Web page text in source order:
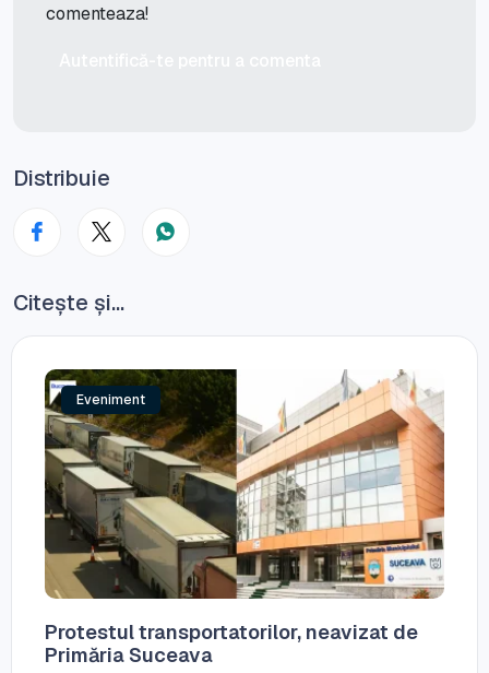
comenteaza!
Distribuie
Citește și...
Eveniment
Protestul transportatorilor, neavizat de
Primăria Suceava